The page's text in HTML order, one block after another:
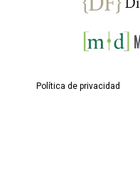
Política de privacidad